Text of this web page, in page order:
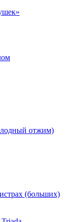
отжим)
(больших)